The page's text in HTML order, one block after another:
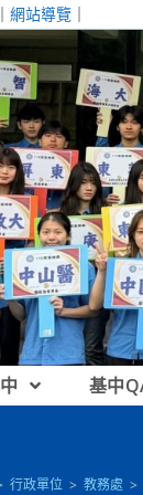
｜ 網站導覽 ｜
基中
行政單位 > 教務處 >